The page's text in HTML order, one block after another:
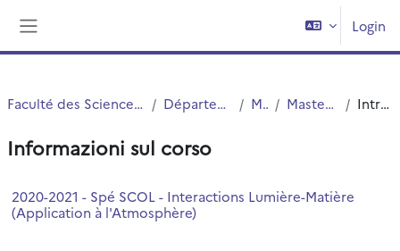
Login
Faculté des Sciences et Technologies (FST) Département Physique Master Master 1 Physique Introduzione
Informazioni sul corso
2020-2021 - Spé SCOL - Interactions Lumière-Matière
(Application à l'Atmosphère)